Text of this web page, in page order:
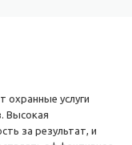
охранные услуги
Высокая
за результат, и